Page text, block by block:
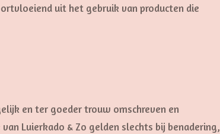
uit het gebruik van producten die
en ter goeder trouw omschreven en
Luierkado & Zo gelden slechts bij benadering,